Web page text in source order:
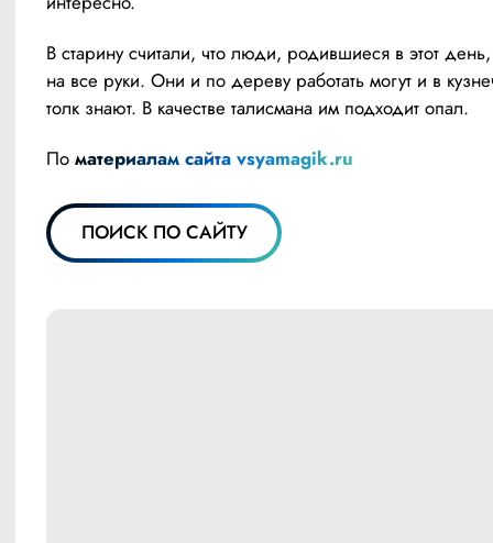
В старину считали, что люди, родившиеся в этот
на все руки. Они и по дереву работать могут и в
толк знают. В качестве талисмана им подходит опал.
По материалам сайта vsyamagik.ru
ПОИСК ПО САЙТУ